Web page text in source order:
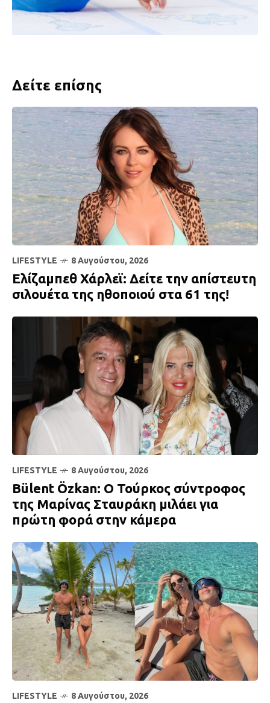
Δείτε επίσης
LIFESTYLE 8 Αυγούστου, 2026
Ελίζαμπεθ Χάρλεϊ: Δείτε την απίστευτη
σιλουέτα της ηθοποιού στα 61 της!
LIFESTYLE 8 Αυγούστου, 2026
Bülent Özkan: Ο Τούρκος σύντροφος
της Μαρίνας Σταυράκη μιλάει για
πρώτη φορά στην κάμερα
LIFESTYLE 8 Αυγούστου, 2026